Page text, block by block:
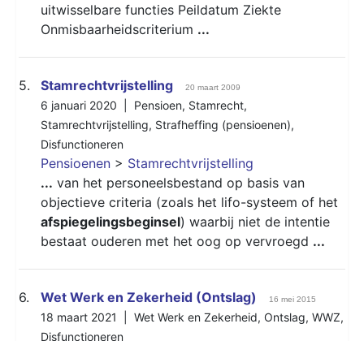
uitwisselbare functies Peildatum Ziekte
Onmisbaarheidscriterium ...
5. Stamrechtvrijstelling 20 maart 2009
6 januari 2020 | Pensioen, Stamrecht,
Stamrechtvrijstelling, Strafheffing (pensioenen),
Disfunctioneren
Pensioenen > Stamrechtvrijstelling
... van het personeelsbestand op basis van
objectieve criteria (zoals het lifo-systeem of het
afspiegelingsbeginsel) waarbij niet de intentie
bestaat ouderen met het oog op vervroegd ...
6. Wet Werk en Zekerheid (Ontslag) 16 mei 2015
18 maart 2021 | Wet Werk en Zekerheid, Ontslag, WWZ,
Disfunctioneren